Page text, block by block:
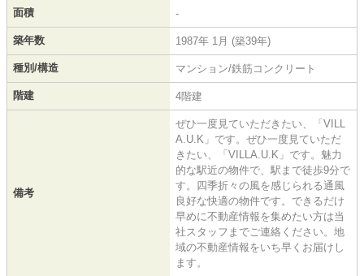
面積 -
築年数 1987年 1月 (築39年)
種別/構造 マンション/鉄筋コンクリート
階建 4階建
備考
ぜひ一度見ていただきたい、「VILL
A.U.K」です。ぜひ一度見ていただ
きたい、「VILLA.U.K」です。魅力
的な駅近の物件で、駅まで徒歩9分で
す。四季折々の風を感じられる通風
良好な快適の物件です。できるだけ
早めに不動産情報を集めたい方は当
社スタッフまでご連絡ください。地
域の不動産情報をいち早くお届けし
ます。